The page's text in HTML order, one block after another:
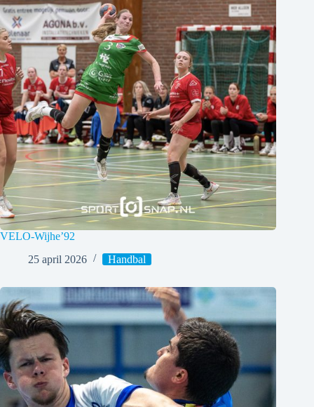
VELO-Wijhe’92
25 april 2026
Handbal